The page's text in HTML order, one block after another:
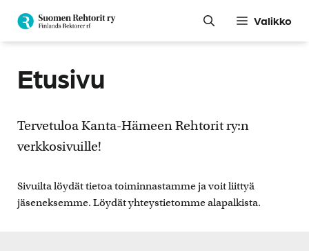
sisältöön
Valikko
Etusivu
Tervetuloa Kanta-Hämeen Rehtorit ry:n
verkkosivuille!
Sivuilta löydät tietoa toiminnastamme ja voit liittyä
jäseneksemme. Löydät yhteystietomme alapalkista.